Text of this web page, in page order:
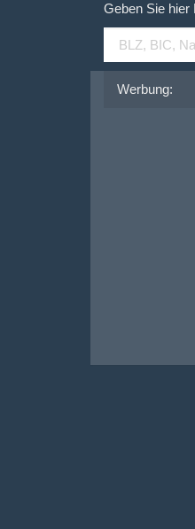
Geben Sie hier
Werbung: